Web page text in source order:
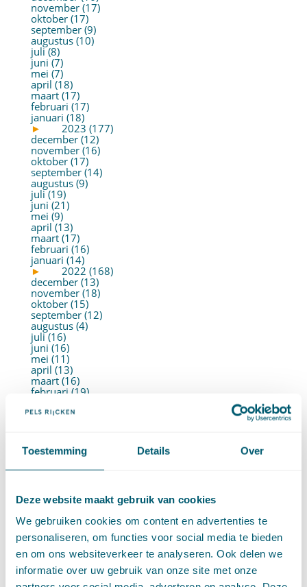
Toestemming Details Over
Deze website maakt gebruik van cookies
We gebruiken cookies om content en advertenties te
personaliseren, om functies voor social media te bieden
en om ons websiteverkeer te analyseren. Ook delen we
informatie over uw gebruik van onze site met onze
november (17)
oktober (17)
september (9)
augustus (10)
juli (8)
juni (7)
mei (7)
april (18)
maart (17)
februari (17)
januari (18)
►
2023 (177)
december (12)
november (16)
oktober (17)
september (14)
augustus (9)
juli (19)
juni (21)
mei (9)
april (13)
maart (17)
februari (16)
januari (14)
►
2022 (168)
december (13)
november (18)
oktober (15)
september (12)
augustus (4)
juli (16)
juni (16)
mei (11)
april (13)
maart (16)
februari (19)
►
2021 (123)
oktober (13)
september (4)
augustus (7)
mei (6)
maart (14)
februari (11)
januari (15)
►
2020 (154)
december (6)
november (14)